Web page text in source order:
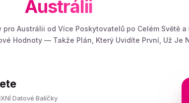
Austrálii
pro Austrálii od Více Poskytovatelů po Celém Světě
Hodnoty — Takže Plán, Který Uvidíte První, Už Je
Datové Balíčky